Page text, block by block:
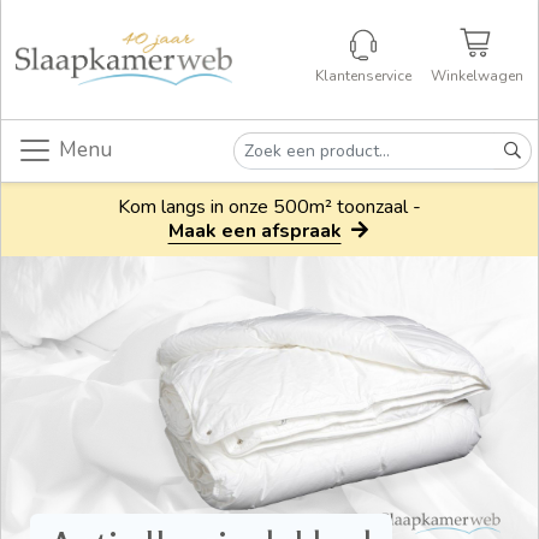
Klantenservice Winkelwagen
Menu
Kom langs in onze 500m² toonzaal -
Maak een afspraak